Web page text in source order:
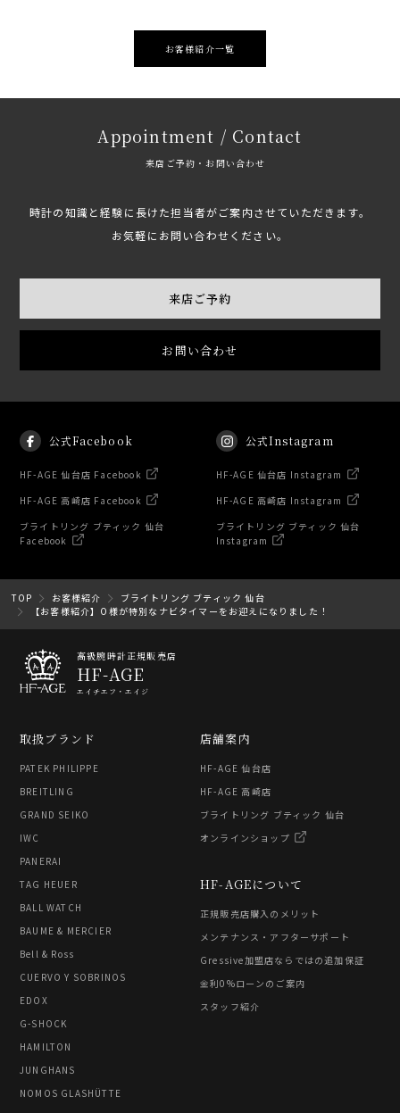
お客様紹介一覧
Appointment / Contact
来店ご予約・お問い合わせ
時計の知識と経験に長けた担当者がご案内させていただきます。
お気軽にお問い合わせください。
来店ご予約
お問い合わせ
公式Facebook
HF-AGE 仙台店 Facebook
HF-AGE 高崎店 Facebook
ブライトリング ブティック 仙台
Facebook
公式Instagram
HF-AGE 仙台店 Instagram
HF-AGE 高崎店 Instagram
ブライトリング ブティック 仙台
Instagram
TOP お客様紹介
ブライトリング ブティック 仙台
【お客様紹介】O様が特別なナビタイマーをお迎えになりました！
高級腕時計正規販売店
HF-AGE
エイチエフ・エイジ
取扱ブランド
PATEK PHILIPPE
BREITLING
GRAND SEIKO
IWC
PANERAI
TAG HEUER
BALL WATCH
BAUME & MERCIER
Bell & Ross
CUERVO Y SOBRINOS
EDOX
G-SHOCK
HAMILTON
JUNGHANS
NOMOS GLASHÜTTE
HF-AGEについて
正規販売店購入のメリット
メンテナンス・アフターサポート
Gressive加盟店ならではの追加保証
金利0%ローンのご案内
スタッフ紹介
店舗案内
HF-AGE 仙台店
HF-AGE 高崎店
ブライトリング ブティック 仙台
オンラインショップ